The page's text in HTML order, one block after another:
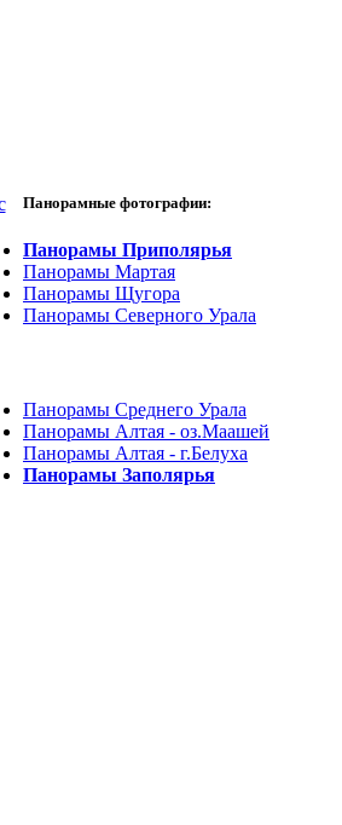
Панорамные фотографии:
Панорамы Приполярья
Панорамы Мартая
Панорамы Щугора
Панорамы Северного Урала
Панорамы Среднего Урала
Панорамы Алтая - оз.Маашей
Панорамы Алтая - г.Белуха
Панорамы Заполярья